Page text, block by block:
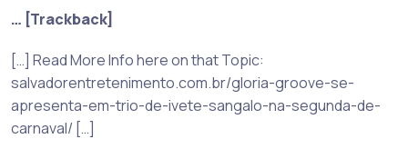
… [Trackback]
[…] Read More Info here on that Topic:
salvadorentretenimento.com.br/gloria-groove-se-
apresenta-em-trio-de-ivete-sangalo-na-segunda-de-
carnaval/ […]